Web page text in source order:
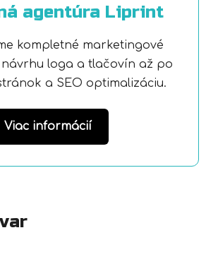
agentúra Liprint
kompletné marketingové
návrhu loga a tlačovín až po
a SEO optimalizáciu.
Viac informácií